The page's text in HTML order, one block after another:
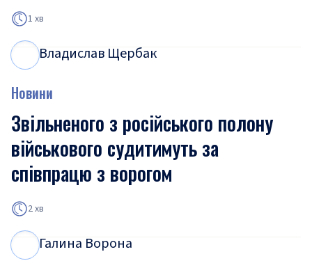
1 хв
Владислав Щербак
Новини
Звільненого з російського полону
військового судитимуть за
співпрацю з ворогом
2 хв
Галина Ворона